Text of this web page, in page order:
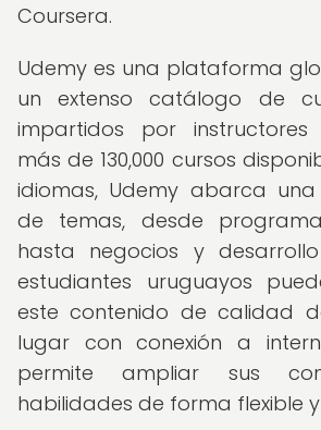
Coursera.
Udemy es una plataforma
un extenso catálogo de
impartidos por instructores
más de 130,000 cursos
idiomas, Udemy abarca
de temas, desde
hasta negocios y
estudiantes uruguayos
este contenido de calidad
lugar con conexión a
permite ampliar sus
habilidades de forma flexible